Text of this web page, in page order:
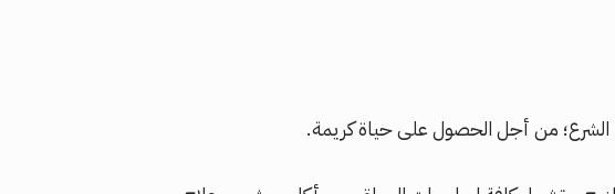
من أجل الحصول على حياة كريمة.